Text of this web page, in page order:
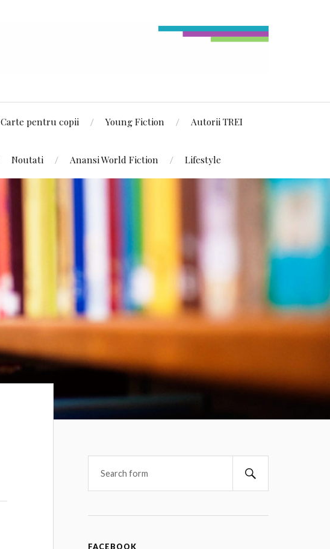
Carte pentru copii Young Fiction Autorii TREI
Noutati Anansi World Fiction Lifestyle
FACEBOOK